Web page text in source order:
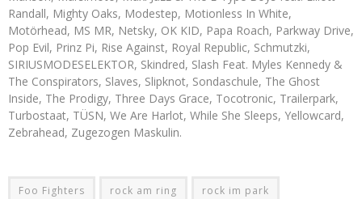
Randall, Mighty Oaks, Modestep, Motionless In White,
Motörhead, MS MR, Netsky, OK KID, Papa Roach, Parkway Drive,
Pop Evil, Prinz Pi, Rise Against, Royal Republic, Schmutzki,
SIRIUSMODESELEKTOR, Skindred, Slash Feat. Myles Kennedy &
The Conspirators, Slaves, Slipknot, Sondaschule, The Ghost
Inside, The Prodigy, Three Days Grace, Tocotronic, Trailerpark,
Turbostaat, TÜSN, We Are Harlot, While She Sleeps, Yellowcard,
Zebrahead, Zugezogen Maskulin.
Foo Fighters rock am ring rock im park